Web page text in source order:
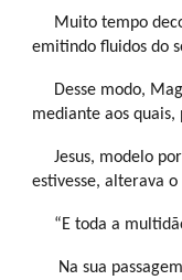
Muito tempo
emitindo fluidos do
Desse modo,
mediante aos quais,
Jesus, modelo
estivesse, alterava
“E toda a
Na sua